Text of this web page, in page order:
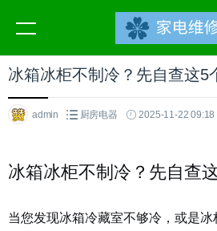
冰箱冰柜不制冷？先自查这5
admin 厨房电器 2025-11-22 09:18
冰箱冰柜不制冷？先自查
当您发现冰箱冷藏室不够冷，或是